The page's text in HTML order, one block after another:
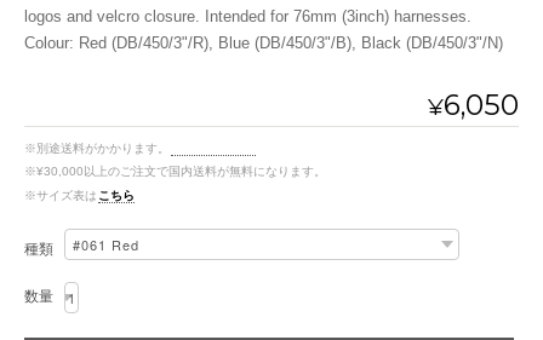
logos and velcro closure. Intended for 76mm (3inch) harnesses.
Colour: Red (DB/450/3"/R), Blue (DB/450/3"/B), Black (DB/450/3"/N)
¥6,050
※別途送料がかかります。
※¥30,000以上のご注文で国内送料が無料になります。
※サイズ表は こちら
種類
数量